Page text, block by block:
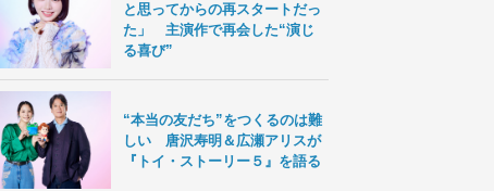
と思ってからの再スタートだっ
た」 主演作で再会した“演じ
る喜び”
“本当の友だち”をつくるのは難
しい 唐沢寿明＆広瀬アリスが
『トイ・ストーリー５』を語る